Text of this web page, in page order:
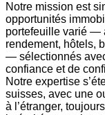
Notre mission est
opportunités
portefeuille varié —
rendement, hôtels,
— sélectionnés
confiance et de
Notre expertise
suisses, avec une
à l’étranger,